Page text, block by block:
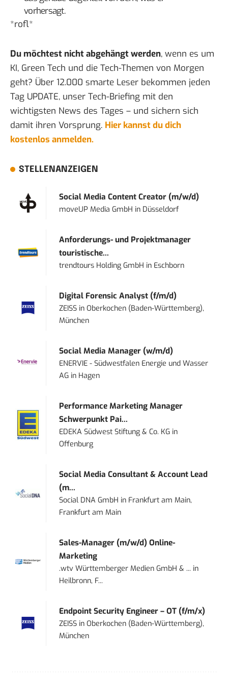
vorhersagt.
*rofl*
Du möchtest nicht abgehängt werden, wenn es um
KI, Green Tech und die Tech-Themen von Morgen
geht? Über 12.000 smarte Leser bekommen jeden
Tag UPDATE, unser Tech-Briefing mit den
wichtigsten News des Tages – und sichern sich
damit ihren Vorsprung. Hier kannst du dich
kostenlos anmelden.
STELLENANZEIGEN
Social Media Content Creator (m/w/d)
moveUP Media GmbH in Düsseldorf
Anforderungs- und Projektmanager
touristische...
trendtours Holding GmbH in Eschborn
Digital Forensic Analyst (f/m/d)
ZEISS inOberkochen (Baden-Württemberg),
München
Social Media Manager (w/m/d)
ENERVIE - Südwestfalen Energie und Wasser
AG in Hagen
Performance Marketing Manager
Schwerpunkt Pai...
EDEKA Südwest Stiftung & Co. KG in
Offenburg
Social Media Consultant & Account Lead
(m...
Social DNA GmbH in Frankfurt am Main,
Frankfurt am Main
Sales-Manager (m/w/d) Online-
Marketing
.wtv Württemberger Medien GmbH & ... in
Heilbronn, F...
Endpoint Security Engineer – OT (f/m/x)
ZEISS inOberkochen (Baden-Württemberg),
München